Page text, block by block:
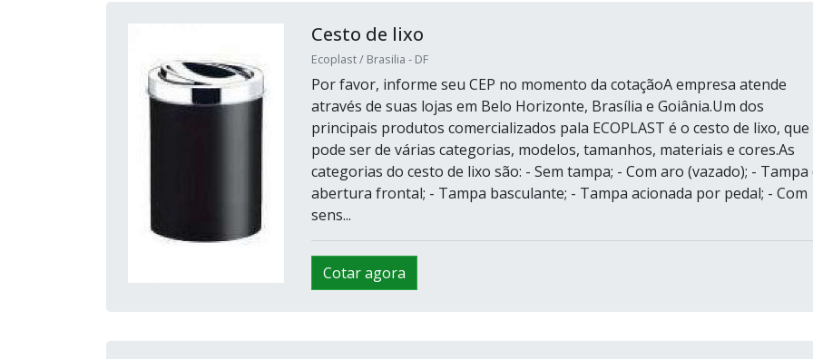
Cesto de lixo
Ecoplast / Brasilia - DF
Por favor, informe seu CEP no momento da cotaçãoA empresa atende
através de suas lojas em Belo Horizonte, Brasília e Goiânia.Um dos
principais produtos comercializados pala ECOPLAST é o cesto de lixo, que
pode ser de várias categorias, modelos, tamanhos, materiais e cores.As
categorias do cesto de lixo são: - Sem tampa; - Com aro (vazado); - Tampa
abertura frontal; - Tampa basculante; - Tampa acionada por pedal; - Com
sens...
Cotar agora